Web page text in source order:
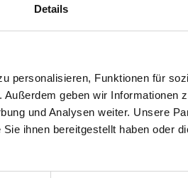
Details
personalisieren, Funktionen für
geben wir Informationen
und Analysen weiter. Unsere
ihnen bereitgestellt haben oder